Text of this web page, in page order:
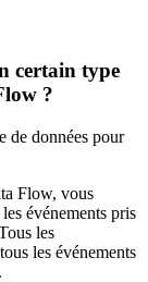
certain type
?
de données pour
Flow, vous
événements pris
les
les événements